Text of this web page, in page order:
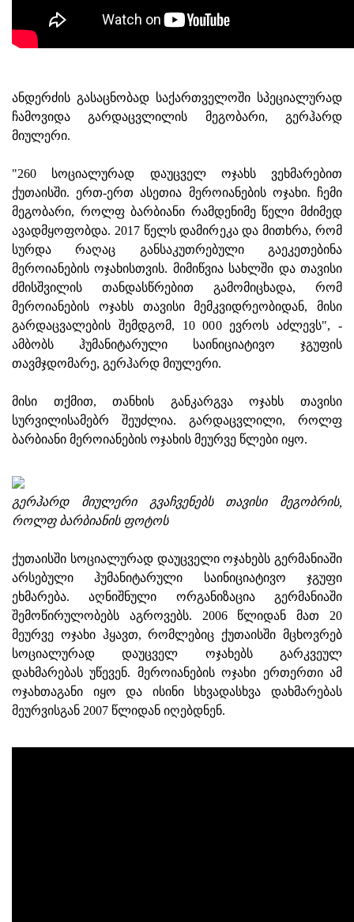
ანდერძის გასაცნობად საქართველოში სპეციალურად
ჩამოვიდა გარდაცვლილის მეგობარი, გერჰარდ
მიულერი.
"260 სოციალურად დაუცველ ოჯახს ვეხმარებით
ქუთაისში. ერთ-ერთ ასეთია მეროიანების ოჯახი. ჩემი
მეგობარი, როლფ ბარბიანი რამდენიმე წელი მძიმედ
ავადმყოფობდა. 2017 წელს დამირეკა და მითხრა, რომ
სურდა რაღაც განსაკუთრებული გაეკეთებინა
მეროიანების ოჯახისთვის. მიმიწვია სახლში და თავისი
ძმისშვილის თანდასწრებით გამომიცხადა, რომ
მეროიანების ოჯახს თავისი მემკვიდრეობიდან, მისი
გარდაცვალების შემდგომ, 10 000 ევროს აძლევს", -
ამბობს ჰუმანიტარული საინიციატივო ჯგუფის
თავმჯდომარე, გერჰარდ მიულერი.
მისი თქმით, თანხის განკარგვა ოჯახს თავისი
სურვილისამებრ შეუძლია. გარდაცვლილი, როლფ
ბარბიანი მეროიანების ოჯახის მეურვე წლები იყო.
გერჰარდ მიულერი გვაჩვენებს თავისი მეგობრის,
როლფ ბარბიანის ფოტოს
ქუთაისში სოციალურად დაუცველი ოჯახებს გერმანიაში
არსებული ჰუმანიტარული საინიციატივო ჯგუფი
ეხმარება. აღნიშნული ორგანიზაცია გერმანიაში
შემოწირულობებს აგროვებს. 2006 წლიდან მათ 20
მეურვე ოჯახი ჰყავთ, რომლებიც ქუთაისში მცხოვრებ
სოციალურად დაუცველ ოჯახებს გარკვეულ
დახმარებას უწევენ. მეროიანების ოჯახი ერთერთი ამ
ოჯახთაგანი იყო და ისინი სხვადასხვა დახმარებას
მეურვისგან 2007 წლიდან იღებდნენ.